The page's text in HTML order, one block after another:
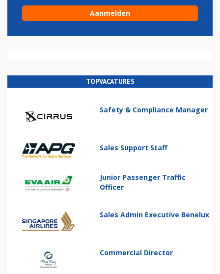
TOPVACATURES
Safety & Compliance Manager
Sales Support Staff
Junior Passenger Traffic
Officer
Sales Admin Executive Benelux
Commercial Director